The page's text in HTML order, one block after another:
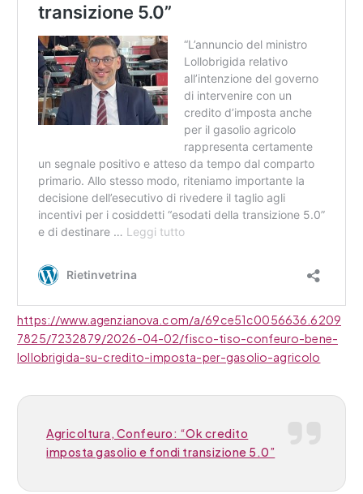
https://www.agenzianova.com/a/69ce51c0056636.6209
7825/7232879/2026-04-02/fisco-tiso-confeuro-bene-
lollobrigida-su-credito-imposta-per-gasolio-agricolo
Agricoltura, Confeuro: “Ok credito
imposta gasolio e fondi transizione 5.0”